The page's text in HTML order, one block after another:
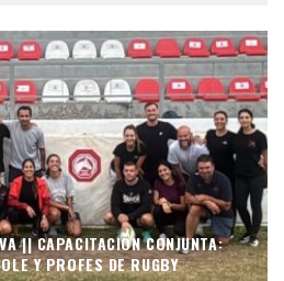
|| CAPACITACIÓN CONJUNTA:
Y PROFES DE RUGBY